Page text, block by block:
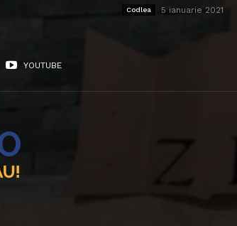
Codlea 5 ianuarie 2021
YOUTUBE